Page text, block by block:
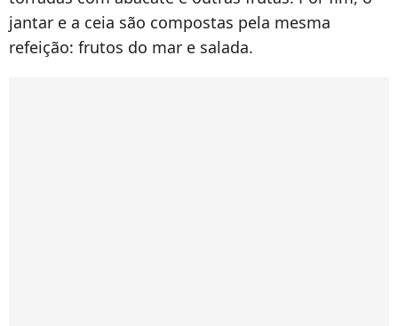
jantar e a ceia são compostas pela mesma
refeição: frutos do mar e salada.